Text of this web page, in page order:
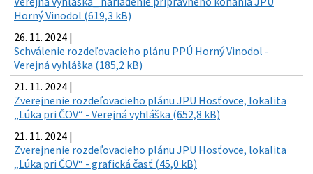
Horný Vinodol (619,3 kB)
26. 11. 2024 |
Schválenie rozdeľovacieho plánu PPÚ Horný Vinodol -
Verejná vyhláška (185,2 kB)
21. 11. 2024 |
Zverejnenie rozdeľovacieho plánu JPU Hosťovce, lokalita
„Lúka pri ČOV“ - Verejná vyhláška (652,8 kB)
21. 11. 2024 |
Zverejnenie rozdeľovacieho plánu JPU Hosťovce, lokalita
„Lúka pri ČOV“ - grafická časť (45,0 kB)